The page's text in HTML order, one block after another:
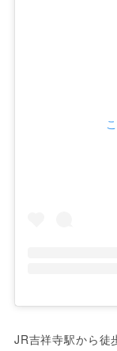
JR吉祥寺駅から徒